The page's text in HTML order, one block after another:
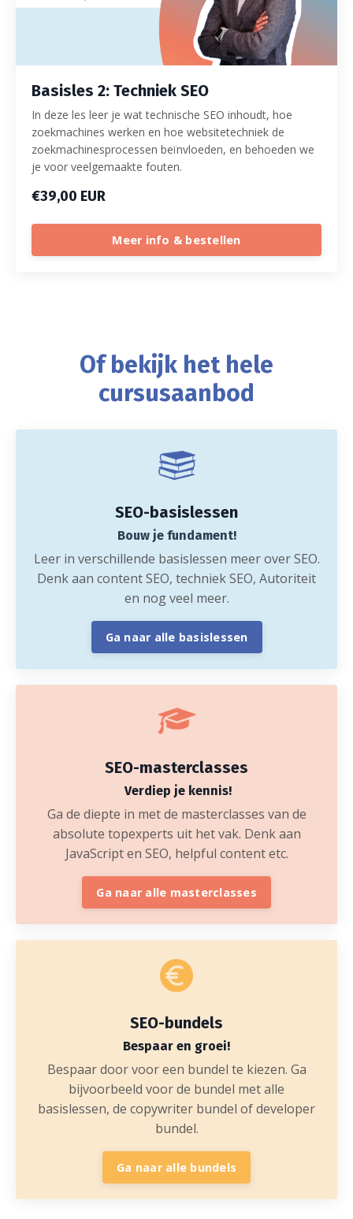
Basisles 2: Techniek SEO
In deze les leer je wat technische SEO inhoudt, hoe
zoekmachines werken en hoe websitetechniek de
zoekmachinesprocessen beïnvloeden, en behoeden we
je voor veelgemaakte fouten.
€39,00 EUR
Meer info & bestellen
Of bekijk het hele
cursusaanbod
SEO-basislessen
Bouw je fundament!
Leer in verschillende basislessen meer over SEO.
Denk aan content SEO, techniek SEO, Autoriteit
en nog veel meer.
Ga naar alle basislessen
SEO-masterclasses
Verdiep je kennis!
Ga de diepte in met de masterclasses van de
absolute topexperts uit het vak. Denk aan
JavaScript en SEO, helpful content etc.
Ga naar alle masterclasses
SEO-bundels
Bespaar en groei!
Bespaar door voor een bundel te kiezen. Ga
bijvoorbeeld voor de bundel met alle
basislessen, de copywriter bundel of developer
bundel.
Ga naar alle bundels